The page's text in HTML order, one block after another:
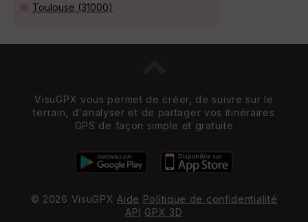
Toulouse (31000)
VisuGPX vous permet de créer, de suivre sur le
terrain, d'analyser et de partager vos itinéraires
GPS de façon simple et gratuite
© 2026 VisuGPX Aide Politique de confidentialité
API GPX 3D